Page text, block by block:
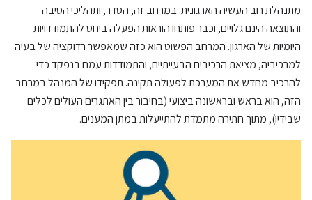
מתנהלת רוב העשיה הארגונית. במרחב זה, הסדר, ותהליכי הסיבה
והתוצאה הינם גלויים, וכבר פותחו הוראות הפעלה ביחס להתמודדויות
היומיות של הארגון. המרחב הפשוט הוא כזה שמאפשר רדוקציה של בעיה
למרכיביה, מציאת הרכיבים הבעייתיים, והתמודדות עמם בנפקד כדי
להרכיב מחדש את המערכת לפעולה תקינה. תפקידו של המנהל במרחב
הזה, הוא בראש ובראשונה ביצועי (בחיבור בין האתגרים העולים לכלים
שבידיו), מתוך חתירה מתמדת להתייעלות במתן המענים.